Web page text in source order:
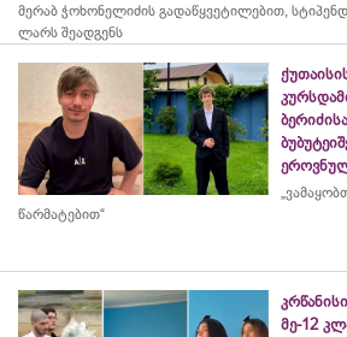
მერაბ ჭოხონელიძის გადაწყვეტილებით,
ლარს შეადგენს
წარმატებით“
მე-12